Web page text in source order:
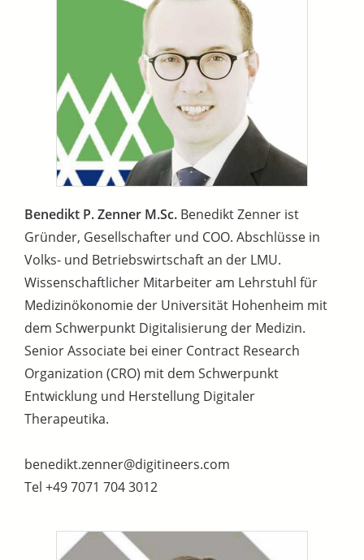
Benedikt P. Zenner M.Sc. Benedikt Zenner ist
Gründer, Gesellschafter und COO. Abschlüsse in
Volks- und Betriebswirtschaft an der LMU.
Wissenschaftlicher Mitarbeiter am Lehrstuhl für
Medizinökonomie der Universität Hohenheim mit
dem Schwerpunkt Digitalisierung der Medizin.
Senior Associate bei einer Contract Research
Organization (CRO) mit dem Schwerpunkt
Entwicklung und Herstellung Digitaler
Therapeutika.
benedikt.zenner@digitineers.com
Tel +49 7071 704 3012